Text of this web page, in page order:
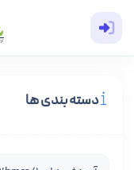
دسته بندی ها